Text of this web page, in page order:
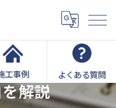
工事例 よくある質問
！艶の種類
解説